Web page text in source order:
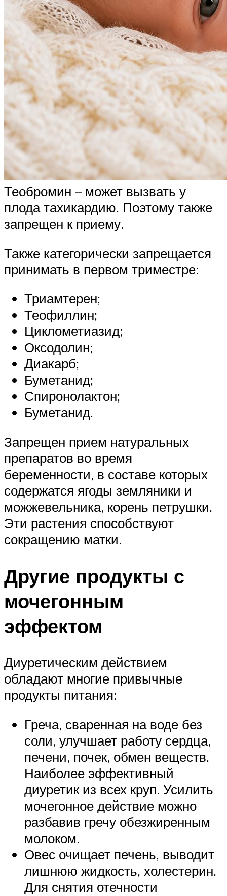
Теобромин – может вызвать у
плода тахикардию. Поэтому также
запрещен к приему.
Также категорически запрещается
принимать в первом триместре:
Триамтерен;
Теофиллин;
Циклометиазид;
Оксодолин;
Диакарб;
Буметанид;
Спиронолактон;
Буметанид.
Запрещен прием натуральных
препаратов во время
беременности, в составе которых
содержатся ягоды земляники и
можжевельника, корень петрушки.
Эти растения способствуют
сокращению матки.
Другие продукты с
мочегонным
эффектом
Диуретическим действием
обладают многие привычные
продукты питания:
Греча, сваренная на воде без
соли, улучшает работу сердца,
печени, почек, обмен веществ.
Наиболее эффективный
диуретик из всех круп. Усилить
мочегонное действие можно
разбавив гречу обезжиренным
молоком.
Овес очищает печень, выводит
лишнюю жидкость, холестерин.
Для снятия отечности